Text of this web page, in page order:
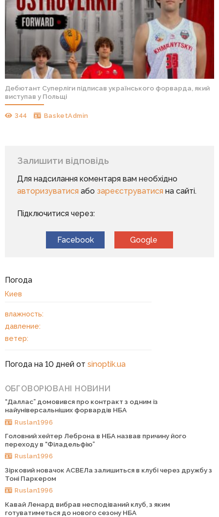
Дебютант Суперліги підписав українського форварда, який
виступав у Польщі
344 BasketAdmin
Залишити відповідь
Для надсилання коментаря вам необхідно
авторизуватисяабо зареєструватисяна сайті.
Підключитися через:
Facebook Google
Погода
Киев
влажность:
давление:
ветер:
Погода на 10 дней от sinoptik.ua
ОБГОВОРЮВАНІ НОВИНИ
“Даллас” домовився про контракт з одним із
найуніверсальніших форвардів НБА
Ruslan1996
Головний хейтер Леброна в НБА назвав причину його
переходу в “Філадельфію”
Ruslan1996
Зірковий новачок АСВЕЛа залишиться в клубі через дружбу з
Тоні Паркером
Ruslan1996
Кавай Ленард вибрав несподіваний клуб, з яким
готуватиметься до нового сезону НБА